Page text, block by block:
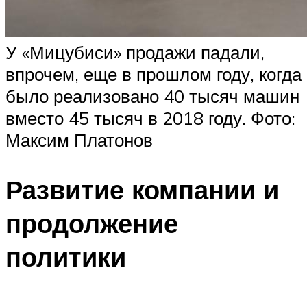
У «Мицубиси» продажи падали,
впрочем, еще в прошлом году, когда
было реализовано 40 тысяч машин
вместо 45 тысяч в 2018 году. Фото:
Максим Платонов
Развитие компании и
продолжение
политики